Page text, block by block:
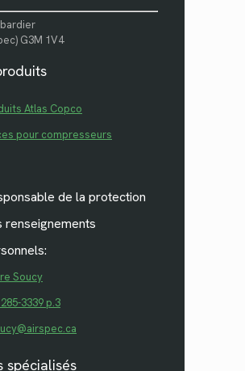
G3M 1V4
Atlas Copco
pour compresseurs
de la protection
renseignements
Soucy
3339 p.3
spécialisés